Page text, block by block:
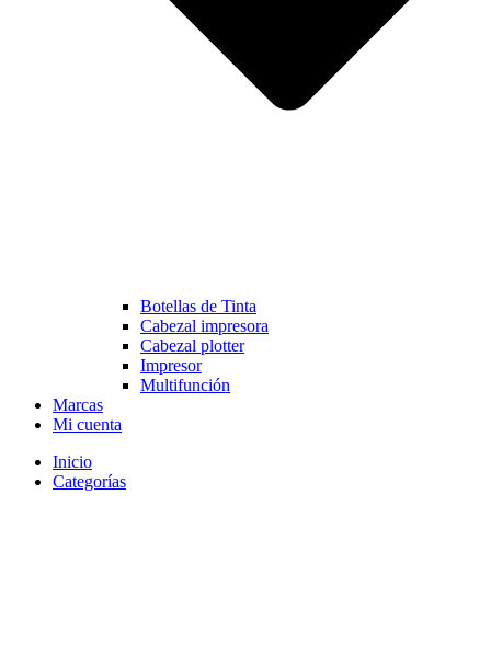
Botellas de Tinta
Cabezal impresora
Cabezal plotter
Impresor
Multifunción
Marcas
Mi cuenta
Inicio
Categorías